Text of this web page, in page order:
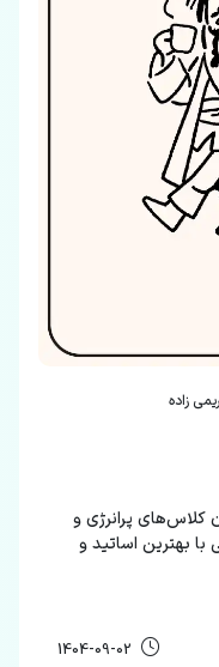
زاده
همکاری آکادمی آیلتس‌دیلی با کافه نون کلاس‌های پرانرژی و
بهترین اساتید و
1404-09-02